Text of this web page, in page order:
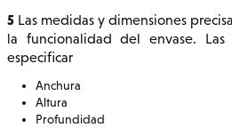
5 Las medidas y dimensiones
la funcionalidad del envase.
especificar
Anchura
Altura
Profundidad